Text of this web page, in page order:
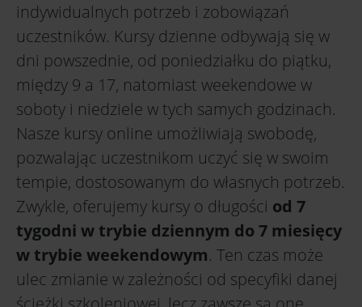
indywidualnych potrzeb i zobowiązań
uczestników. Kursy dzienne odbywają się w
dni powszednie, od poniedziałku do piątku,
między 9 a 17, natomiast weekendowe w
soboty i niedziele w tych samych godzinach.
Nasze kursy online umożliwiają swobodę,
pozwalając uczestnikom uczyć się w swoim
tempie, dostosowanym do własnych potrzeb.
Zwykle, oferujemy kursy o długości od 7
tygodni w trybie dziennym do 7 miesięcy
w trybie weekendowym. Ten czas może
ulec zmianie w zależności od specyfiki danej